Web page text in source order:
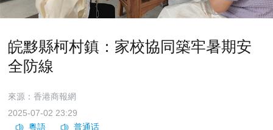
皖黟縣柯村鎮：家校協同築牢暑期安
全防線
來源：香港商報網
2025-07-02 23:29